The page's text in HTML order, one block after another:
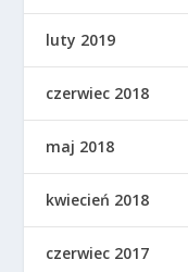
luty 2019
czerwiec 2018
maj 2018
kwiecień 2018
czerwiec 2017